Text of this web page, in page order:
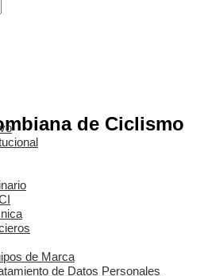
de Ciclismo
de Marca
de Datos Personales